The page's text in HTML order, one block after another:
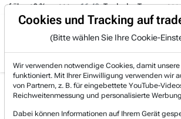
über +3 %. 16:49 Trade des Tages
Gratis Account Login
Jetzt registrieren und gratis
Bereits bei TraderFox registriert?
Cookies und Tracking auf
(Bitte wählen Sie Ihre Cookie-
Wir verwenden notwendige Cookies, damit
funktioniert. Mit Ihrer Einwilligung verwenden wir
von Partnern, z. B. für eingebettete YouTube-
Reichweitenmessung und personalisierte
Dabei können Informationen auf Ihrem Gerät